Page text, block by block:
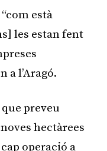
està
les estan fent
a l’Aragó.
preveu
hectàrees
operació a